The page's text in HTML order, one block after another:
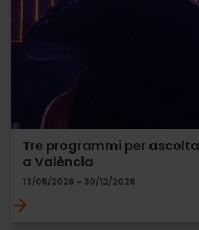
Tre programmi per
a València
13/05/2026 - 30/12/2026